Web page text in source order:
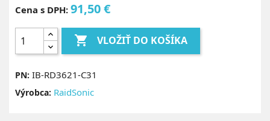
Cena s DPH: 91,50 €
 VLOŽIŤ DO KOŠÍKA
PN: IB-RD3621-C31
Výrobca: RaidSonic